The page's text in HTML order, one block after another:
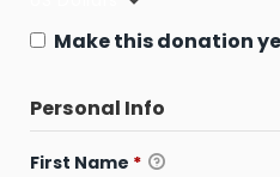
Make this donation
Personal Info
First Name *